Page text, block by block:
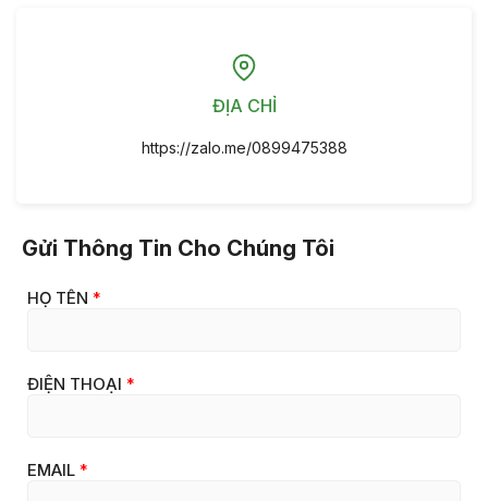
ĐỊA CHỈ
https://zalo.me/0899475388
Gửi Thông Tin Cho Chúng Tôi
HỌ TÊN *
ĐIỆN THOẠI *
EMAIL *